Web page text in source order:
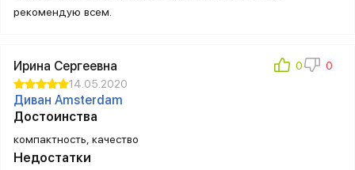
рекомендую всем.
Ирина Сергеевна
14.05.2020
Диван Amsterdam
Достоинства
компактность, качество
Недостатки